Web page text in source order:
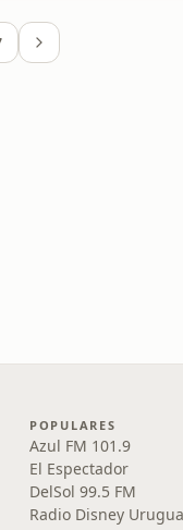
POPULARES
Azul FM 101.9
El Espectador
DelSol 99.5 FM
Radio Disney